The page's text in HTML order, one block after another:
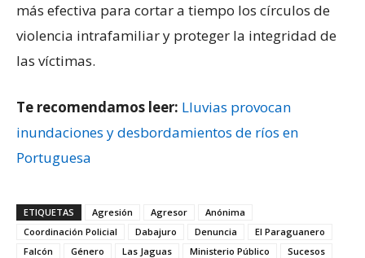
más efectiva para cortar a tiempo los círculos de
violencia intrafamiliar y proteger la integridad de
las víctimas.
Te recomendamos leer: Lluvias provocan
inundaciones y desbordamientos de ríos en
Portuguesa
ETIQUETAS Agresión Agresor
Anónima
Coordinación Policial
Dabajuro Denuncia
El Paraguanero
Falcón
Género Las Jaguas Ministerio Público
Sucesos